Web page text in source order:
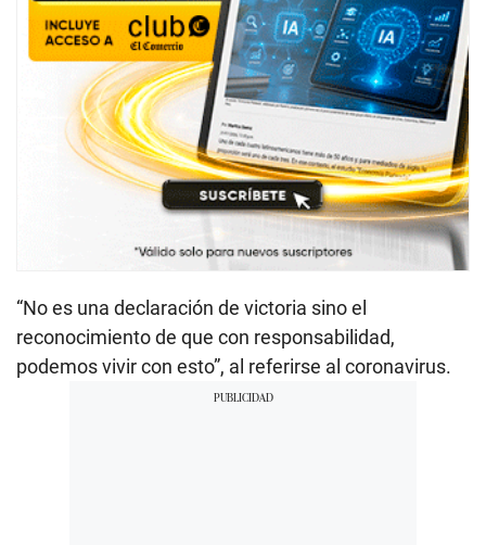
“No es una declaración de victoria sino el
reconocimiento de que con responsabilidad,
podemos vivir con esto”, al referirse al coronavirus.